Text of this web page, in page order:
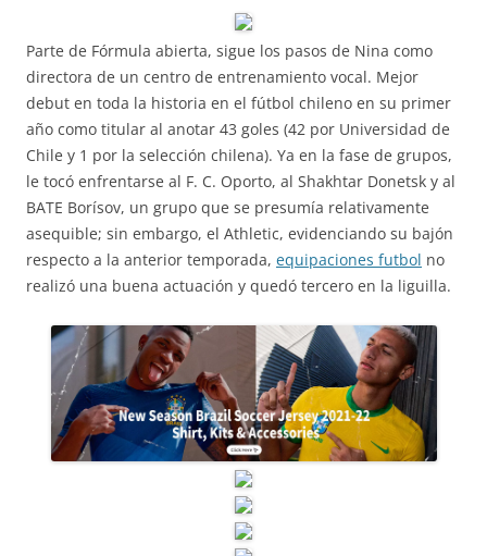
Parte de Fórmula abierta, sigue los pasos de Nina como
directora de un centro de entrenamiento vocal. Mejor
debut en toda la historia en el fútbol chileno en su primer
año como titular al anotar 43 goles (42 por Universidad de
Chile y 1 por la selección chilena). Ya en la fase de grupos,
le tocó enfrentarse al F. C. Oporto, al Shakhtar Donetsk y al
BATE Borísov, un grupo que se presumía relativamente
asequible; sin embargo, el Athletic, evidenciando su bajón
respecto a la anterior temporada, equipaciones futbol no
realizó una buena actuación y quedó tercero en la liguilla.